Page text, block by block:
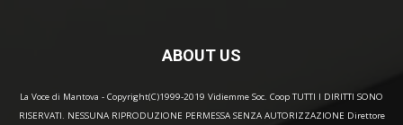
ABOUT US
La Voce di Mantova - Copyright(C)1999-2019 Vidiemme Soc. Coop TUTTI I DIRITTI SONO
RISERVATI. NESSUNA RIPRODUZIONE PERMESSA SENZA AUTORIZZAZIONE Direttore